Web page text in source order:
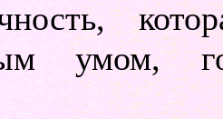
умом,